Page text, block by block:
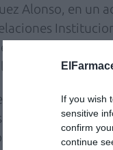
If you wish
sensitive
confirm
continue
Alonso, en un
del
institución,
convenio
acrediten ser
de Toledo, así